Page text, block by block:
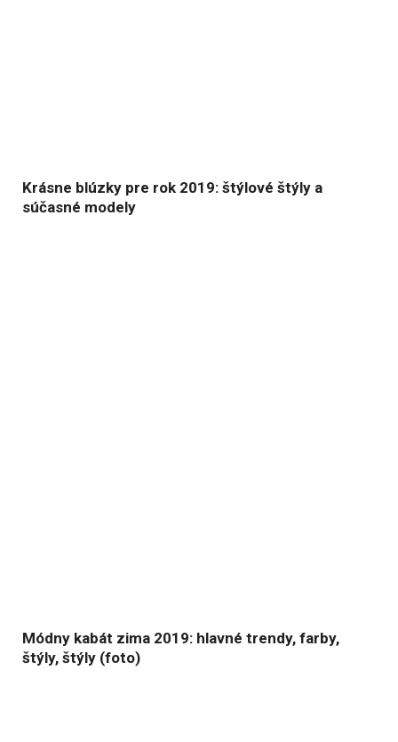
Krásne blúzky pre rok 2019: štýlové štýly a
súčasné modely
Módny kabát zima 2019: hlavné trendy, farby,
štýly, štýly (foto)